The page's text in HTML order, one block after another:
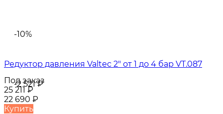
-10%
-2 521₽
Редуктор давления Valtec 2" от 1 до 4 бар VT.087
Под заказ
25 211₽
22 690 ₽
Купить